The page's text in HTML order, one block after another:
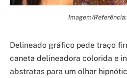
Imagem/
Delineado gráfico pede traço
caneta delineadora colorida e
abstratas para um olhar